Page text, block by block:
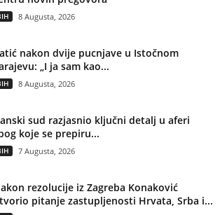
8 Augusta, 2026
nakon dvije pucnjave u Istočnom
„I ja sam kao...
8 Augusta, 2026
sud razjasnio ključni detalj u aferi
koje se prepiru...
7 Augusta, 2026
rezolucije iz Zagreba Konaković
pitanje zastupljenosti Hrvata, Srba i...